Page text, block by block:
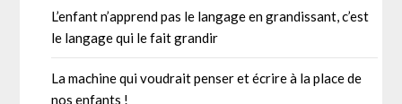
L’enfant n’apprend pas le langage en grandissant, c’est
le langage qui le fait grandir
La machine qui voudrait penser et écrire à la place de
nos enfants !